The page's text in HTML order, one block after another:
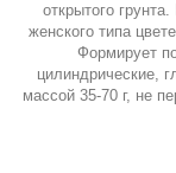
открытого
женского типа
Формирует
цилиндрические,
массой 35-70 г, не